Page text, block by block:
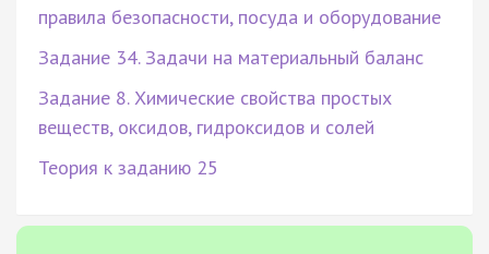
правила безопасности, посуда и оборудование
Задание 34. Задачи на материальный баланс
Задание 8. Химические свойства простых
веществ, оксидов, гидроксидов и солей
Теория к заданию 25